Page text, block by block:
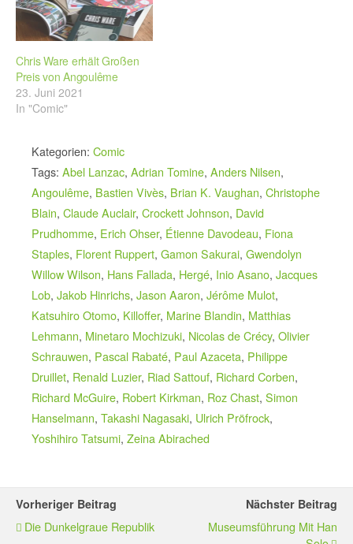
Chris Ware erhält Großen
Preis von Angoulême
23. Juni 2021
In "Comic"
Kategorien: Comic
Tags: Abel Lanzac, Adrian Tomine, Anders Nilsen,
Angoulême, Bastien Vivès, Brian K. Vaughan, Christophe
Blain, Claude Auclair, Crockett Johnson, David
Prudhomme, Erich Ohser, Étienne Davodeau, Fiona
Staples, Florent Ruppert, Gamon Sakurai, Gwendolyn
Willow Wilson, Hans Fallada, Hergé, Inio Asano, Jacques
Lob, Jakob Hinrichs, Jason Aaron, Jérôme Mulot,
Katsuhiro Otomo, Killoffer, Marine Blandin, Matthias
Lehmann, Minetaro Mochizuki, Nicolas de Crécy, Olivier
Schrauwen, Pascal Rabaté, Paul Azaceta, Philippe
Druillet, Renald Luzier, Riad Sattouf, Richard Corben,
Richard McGuire, Robert Kirkman, Roz Chast, Simon
Hanselmann, Takashi Nagasaki, Ulrich Pröfrock,
Yoshihiro Tatsumi, Zeina Abirached
Vorheriger Beitrag
Die Dunkelgraue Republik
Nächster Beitrag
Museumsführung Mit Han